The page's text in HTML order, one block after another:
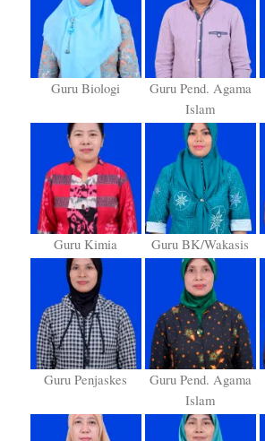
Guru Biologi
Guru Pend. Agama
Islam
Guru Kimia Guru BK/Wakasis
Guru Penjaskes
Guru Pend. Agama
Islam